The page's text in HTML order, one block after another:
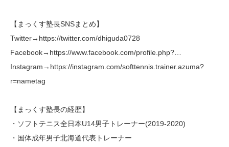
【まっくす塾長SNSまとめ】
Twitter→https://twitter.com/dhiguda0728
Facebook→https://www.facebook.com/profile.php?…
Instagram→https://instagram.com/softtennis.trainer.azuma?
r=nametag
【まっくす塾長の経歴】
・ソフトテニス全日本U14男子トレーナー(2019-2020)
・国体成年男子北海道代表トレーナー